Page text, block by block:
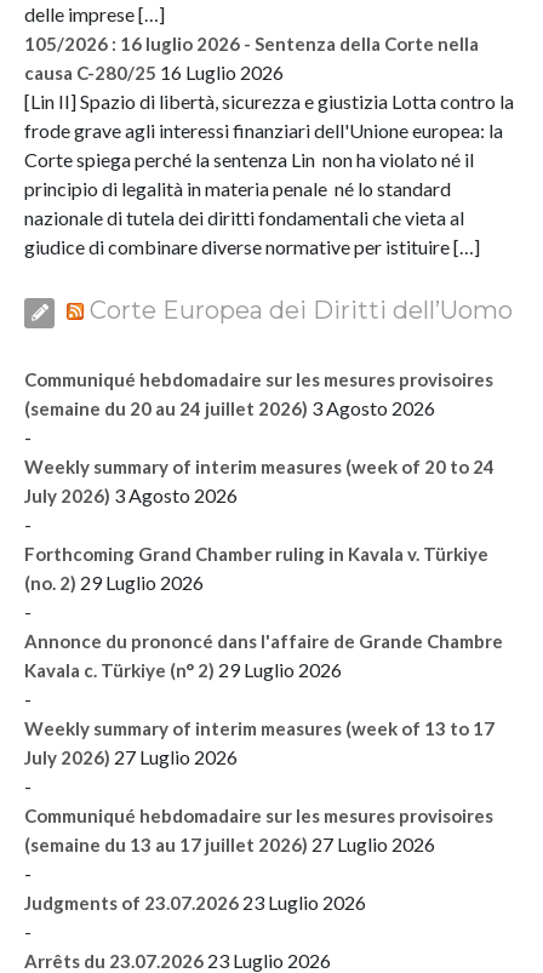
delle imprese […]
105/2026 : 16 luglio 2026 - Sentenza della Corte nella
causa C-280/25 16 Luglio 2026
[Lin II] Spazio di libertà, sicurezza e giustizia Lotta contro la
frode grave agli interessi finanziari dell'Unione europea: la
Corte spiega perché la sentenza Lin non ha violato né il
principio di legalità in materia penale né lo standard
nazionale di tutela dei diritti fondamentali che vieta al
giudice di combinare diverse normative per istituire […]
Corte Europea dei Diritti dell’Uomo
Communiqué hebdomadaire sur les mesures provisoires
(semaine du 20 au 24 juillet 2026) 3 Agosto 2026
-
Weekly summary of interim measures (week of 20 to 24
July 2026) 3 Agosto 2026
-
Forthcoming Grand Chamber ruling in Kavala v. Türkiye
(no. 2) 29 Luglio 2026
-
Annonce du prononcé dans l'affaire de Grande Chambre
Kavala c. Türkiye (n° 2) 29 Luglio 2026
-
Weekly summary of interim measures (week of 13 to 17
July 2026) 27 Luglio 2026
-
Communiqué hebdomadaire sur les mesures provisoires
(semaine du 13 au 17 juillet 2026) 27 Luglio 2026
-
Judgments of 23.07.2026 23 Luglio 2026
-
Arrêts du 23.07.2026 23 Luglio 2026